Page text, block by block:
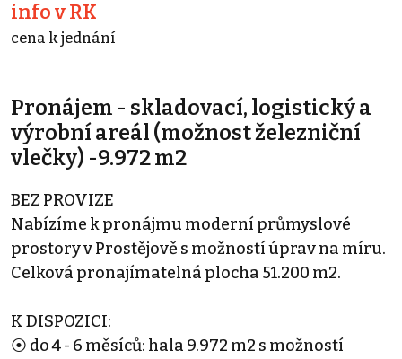
info v RK
cena k jednání
Pronájem - skladovací, logistický a
výrobní areál (možnost železniční
vlečky) -9.972 m2
BEZ PROVIZE
Nabízíme k pronájmu moderní průmyslové
prostory v Prostějově s možností úprav na míru.
Celková pronajímatelná plocha 51.200 m2.
K DISPOZICI:
⦿ do 4 - 6 měsíců: hala 9.972 m2 s možností